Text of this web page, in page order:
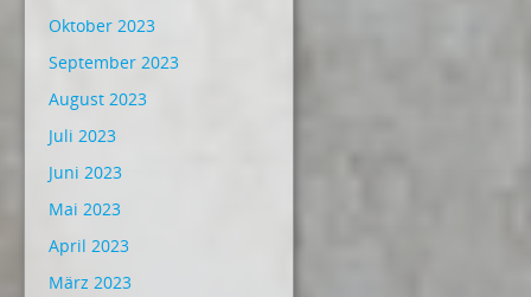
Oktober 2023
September 2023
August 2023
Juli 2023
Juni 2023
Mai 2023
April 2023
März 2023